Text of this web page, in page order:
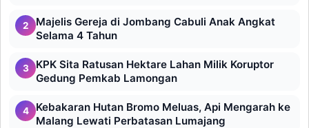
2
Majelis Gereja di Jombang Cabuli Anak Angkat
Selama 4 Tahun
3
KPK Sita Ratusan Hektare Lahan Milik Koruptor
Gedung Pemkab Lamongan
4
Kebakaran Hutan Bromo Meluas, Api Mengarah ke
Malang Lewati Perbatasan Lumajang